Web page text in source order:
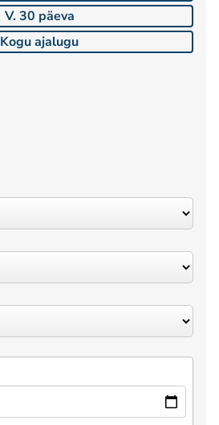
V. 30 päeva
Kogu ajalugu